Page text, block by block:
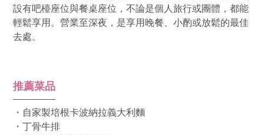
設有吧檯座位與餐桌座位，不論是個人旅行或團體，都能
輕鬆享用。營業至深夜，是享用晚餐、小酌或放鬆的最佳
去處。
推薦菜品
・自家製培根卡波納拉義大利麵
・丁骨牛排